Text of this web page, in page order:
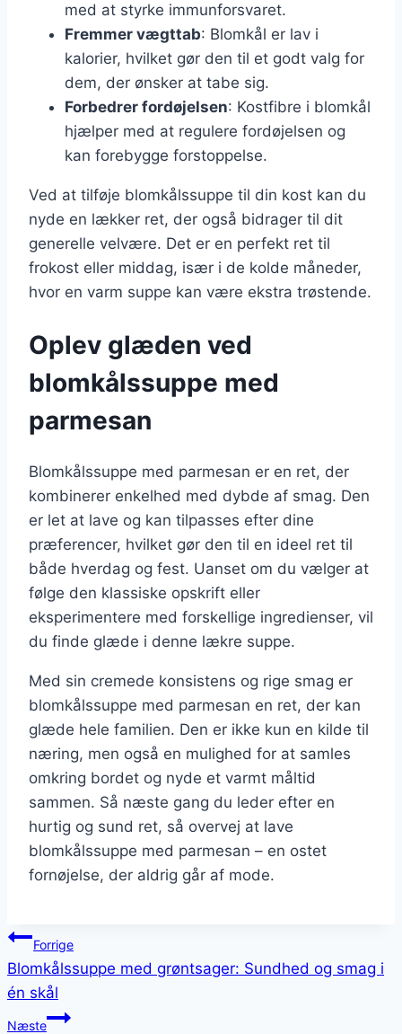
med at styrke immunforsvaret.
Fremmer vægttab: Blomkål er lav i
kalorier, hvilket gør den til et godt valg for
dem, der ønsker at tabe sig.
Forbedrer fordøjelsen: Kostfibre i blomkål
hjælper med at regulere fordøjelsen og
kan forebygge forstoppelse.
Ved at tilføje blomkålssuppe til din kost kan du
nyde en lækker ret, der også bidrager til dit
generelle velvære. Det er en perfekt ret til
frokost eller middag, især i de kolde måneder,
hvor en varm suppe kan være ekstra trøstende.
Oplev glæden ved
blomkålssuppe med
parmesan
Blomkålssuppe med parmesan er en ret, der
kombinerer enkelhed med dybde af smag. Den
er let at lave og kan tilpasses efter dine
præferencer, hvilket gør den til en ideel ret til
både hverdag og fest. Uanset om du vælger at
følge den klassiske opskrift eller
eksperimentere med forskellige ingredienser, vil
du finde glæde i denne lækre suppe.
Med sin cremede konsistens og rige smag er
blomkålssuppe med parmesan en ret, der kan
glæde hele familien. Den er ikke kun en kilde til
næring, men også en mulighed for at samles
omkring bordet og nyde et varmt måltid
sammen. Så næste gang du leder efter en
hurtig og sund ret, så overvej at lave
blomkålssuppe med parmesan – en ostet
fornøjelse, der aldrig går af mode.
Indlægsnavigation
Forrige
Blomkålssuppe med grøntsager: Sundhed og smag i
én skål
Næste